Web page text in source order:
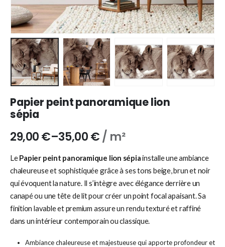
Papier peint panoramique lion
sépia
29,00€–35,00€/ m²
LePapier peint panoramique lion sépiainstalle une ambiance
chaleureuse et sophistiquée grâce à ses tons beige, brun et noir
qui évoquent la nature. Il s’intègre avec élégance derrière un
canapé ou une tête de lit pour créer un point focal apaisant. Sa
finition lavable et premium assure un rendu texturé et raffiné
dans un intérieur contemporain ou classique.
Ambiance chaleureuse et majestueuse qui apporte profondeur et